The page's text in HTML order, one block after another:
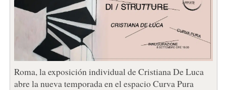
Roma, la exposición individual de Cristiana De Luca
abre la nueva temporada en el espacio Curva Pura